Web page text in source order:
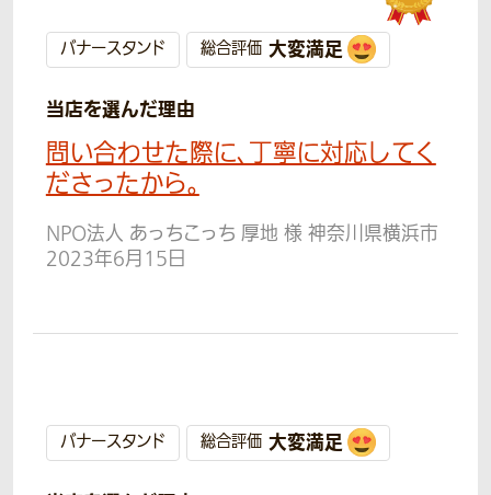
バナースタンド 総合評価 大変満足
当店を選んだ理由
問い合わせた際に、丁寧に対応してく
ださったから。
NPO法人 あっちこっち 厚地 様 神奈川県横浜市
2023年6月15日
バナースタンド 総合評価 大変満足